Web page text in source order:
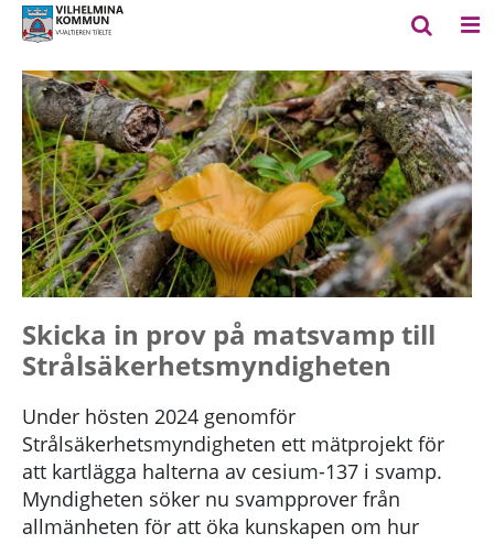
Skicka in prov på matsvamp till
Strålsäkerhetsmyndigheten
Under hösten 2024 genomför
Strålsäkerhetsmyndigheten ett mätprojekt för
att kartlägga halterna av cesium-137 i svamp.
Myndigheten söker nu svampprover från
allmänheten för att öka kunskapen om hur